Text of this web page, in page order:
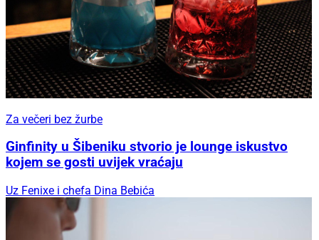
Za večeri bez žurbe
Ginfinity u Šibeniku stvorio je lounge iskustvo
kojem se gosti uvijek vraćaju
Uz Fenixe i chefa Dina Bebića